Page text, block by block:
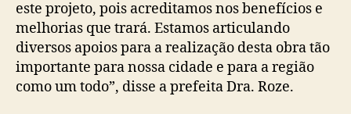
este projeto, pois acreditamos nos benefícios e
melhorias que trará. Estamos articulando
diversos apoios para a realização desta obra tão
importante para nossa cidade e para a região
como um todo”, disse a prefeita Dra. Roze.